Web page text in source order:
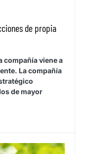
de propia
compañía viene a
La compañía
de mayor